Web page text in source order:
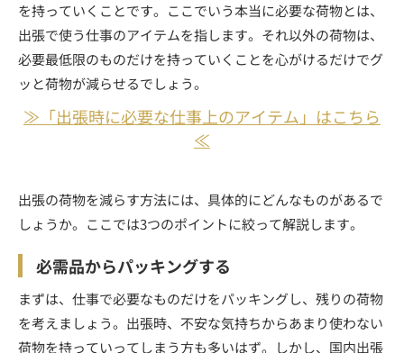
を持っていくことです。ここでいう本当に必要な荷物とは、
出張で使う仕事のアイテムを指します。それ以外の荷物は、
必要最低限のものだけを持っていくことを心がけるだけでグ
ッと荷物が減らせるでしょう。
≫「出張時に必要な仕事上のアイテム」はこちら
≪
出張の荷物を減らす方法には、具体的にどんなものがあるで
しょうか。ここでは3つのポイントに絞って解説します。
必需品からパッキングする
まずは、仕事で必要なものだけをパッキングし、残りの荷物
を考えましょう。出張時、不安な気持ちからあまり使わない
荷物を持っていってしまう方も多いはず。しかし、国内出張